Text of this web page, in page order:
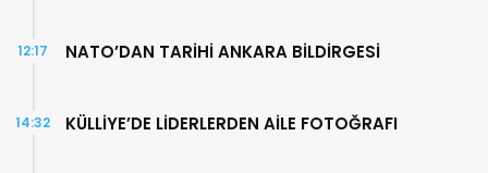
NATO’DAN TARİHİ ANKARA BİLDİRGESİ
12:17
KÜLLİYE’DE LİDERLERDEN AİLE FOTOĞRAFI
14:32